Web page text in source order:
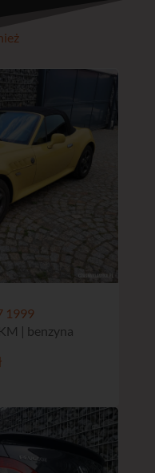
1999
| benzyna